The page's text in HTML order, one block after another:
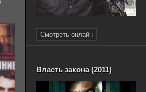
Смотреть онлайн
Власть закона (2011)